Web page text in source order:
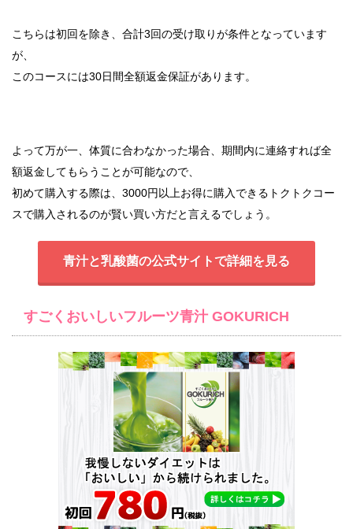
こちらは初回を除き、合計3回の受け取りが条件となっています
が、
このコースには30日間全額返金保証があります。
よって万が一、体質に合わなかった場合、期間内に連絡すれば全
額返金してもらうことが可能なので、
初めて購入する際は、3000円以上お得に購入できるトクトクコー
スで購入されるのが賢い買い方だと言えるでしょう。
青汁と乳酸菌の公式サイトで詳細を見る
すごくおいしいフルーツ青汁 GOKURICH